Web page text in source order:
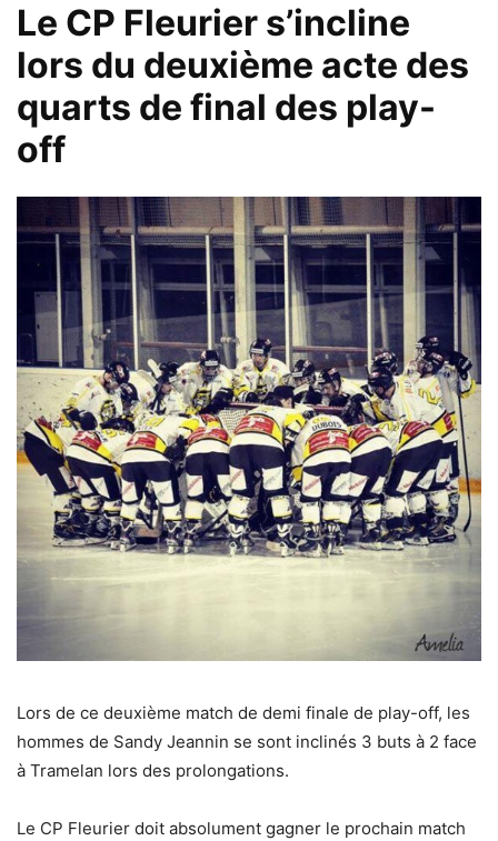
Le CP Fleurier s’incline
lors du deuxième acte des
quarts de final des play-
off
Lors de ce deuxième match de demi finale de play-off, les
hommes de Sandy Jeannin se sont inclinés 3 buts à 2 face
à Tramelan lors des prolongations.
Le CP Fleurier doit absolument gagner le prochain match